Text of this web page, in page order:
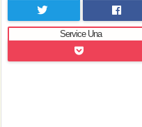
Service Una